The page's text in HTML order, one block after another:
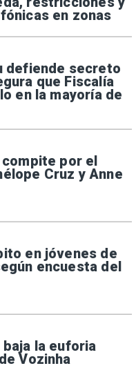
en zonas
defiende secreto
que Fiscalía
en la mayoría de
por el
Cruz y Anne
en jóvenes de
encuesta del
la euforia
Vozinha